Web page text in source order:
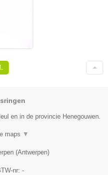
en in de provincie Henegouwen.
maps ▼
(Antwerpen)
nr: -